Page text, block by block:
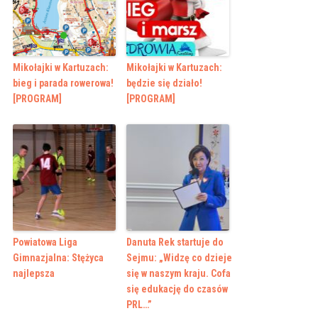
Mikołajki w Kartuzach:
bieg i parada rowerowa!
[PROGRAM]
Mikołajki w Kartuzach:
będzie się działo!
[PROGRAM]
Powiatowa Liga
Gimnazjalna: Stężyca
najlepsza
Danuta Rek startuje do
Sejmu: „Widzę co dzieje
się w naszym kraju. Cofa
się edukację do czasów
PRL…”